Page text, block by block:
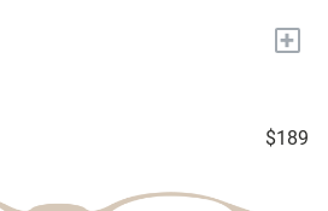
+
$189